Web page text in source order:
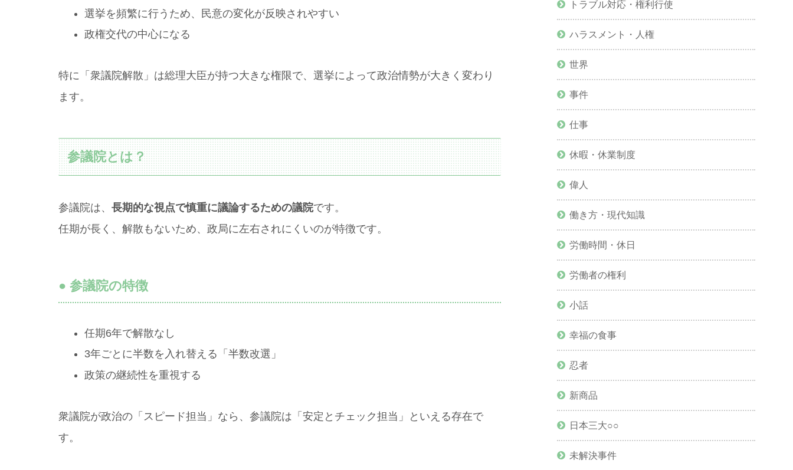
選挙を頻繁に行うため、民意の変化が反映されやすい
政権交代の中心になる
特に「衆議院解散」は総理大臣が持つ大きな権限で、選挙によって政治情勢が大きく変わり
ます。
参議院とは？
参議院は、 長期的な視点で慎重に議論するための議院です。
任期が長く、解散もないため、政局に左右されにくいのが特徴です。
● 参議院の特徴
任期6年で解散なし
3年ごとに半数を入れ替える「半数改選」
政策の継続性を重視する
衆議院が政治の「スピード担当」なら、参議院は「安定とチェック担当」といえる存在で
す。
トラブル対応・権利行使
ハラスメント・人権
世界
事件
仕事
休暇・休業制度
偉人
働き方・現代知識
労働時間・休日
労働者の権利
小話
幸福の食事
忍者
新商品
日本三大○○
未解決事件